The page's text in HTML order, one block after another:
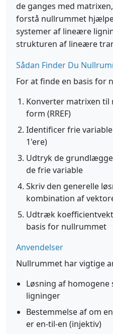
de ganges med
forstå nullrummet
systemer af lineære
strukturen af lineære
Sådan Finder Du
For at finde en basis for
Konverter matrixen
form (RREF)
Identificer frie
1'ere)
Udtryk de
de frie variable
Skriv den generelle
kombination af
Udtræk
basis for nullrummet
Anvendelser
Nullrummet har vigtige
Løsning af
ligninger
Bestemmelse af om
er en-til-en (injektiv)